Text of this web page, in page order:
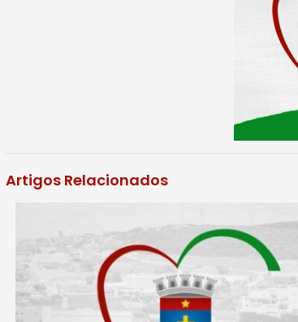
Artigos Relacionados